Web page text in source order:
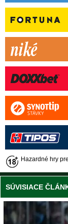
Hazardné hry
SÚVISIACE